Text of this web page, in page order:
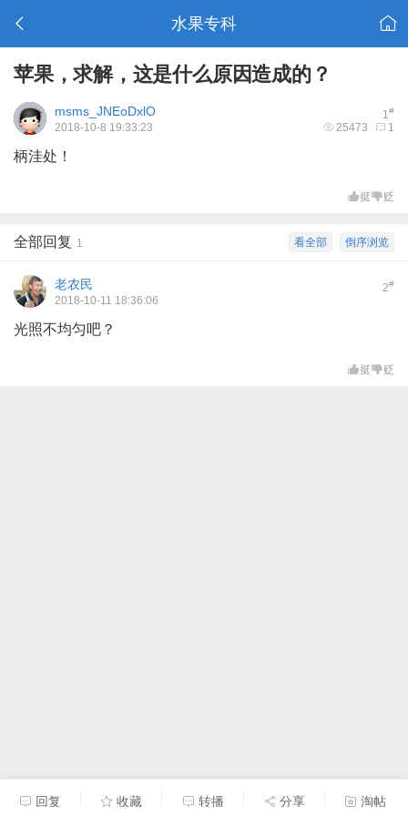
水果专科
苹果，求解，这是什么原因造成的？
1#
msms_JNEoDxlO
25473 1
2018-10-8 19:33:23
柄洼处！
挺 贬
倒序浏览
看全部
全部回复 1
2#
老农民
2018-10-11 18:36:06
光照不均匀吧？
挺 贬
回复 收藏 转播 分享 淘帖